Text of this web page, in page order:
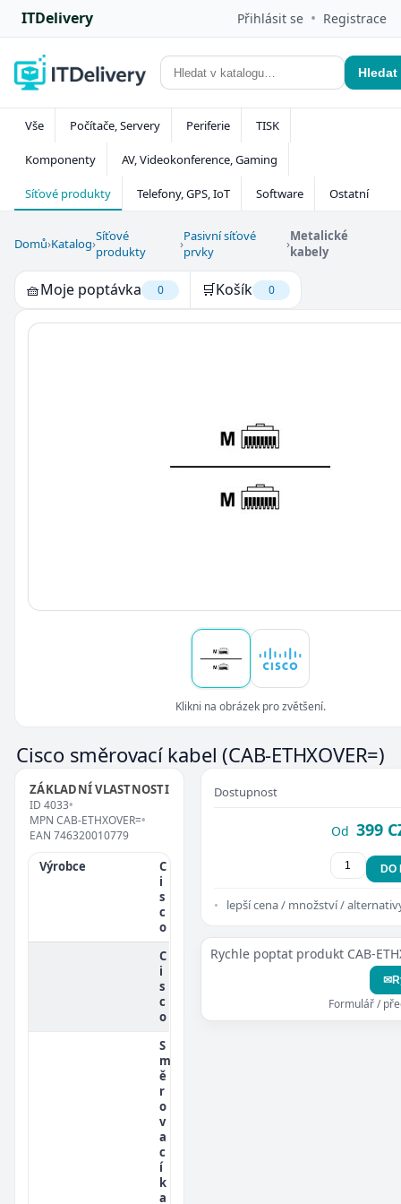
ITDelivery Přihlásit se • Registrace
Hledat
Vše Počítače, Servery Periferie TISK
Komponenty AV, Videokonference, Gaming
Síťové produkty Telefony, GPS, IoT Software Ostatní
Domů›Katalog›Síťové
produkty
›Pasivní síťové
prvky
›Metalické
kabely
🧺Moje poptávka 0 🛒Košík 0
Klikni na obrázek pro zvětšení.
Cisco směrovací kabel(CAB-ETHXOVER=)
ZÁKLADNÍ VLASTNOSTI
ID 4033•
MPN CAB-ETHXOVER=•
EAN 746320010779
Výrobce
C
i
s
c
o
C
i
s
c
o
S
m
ě
r
o
v
a
c
í
k
a
Dostupnost
Od 399
DO
lepší cena / množství /
Rychle poptat produkt CAB-
✉
Formulář /